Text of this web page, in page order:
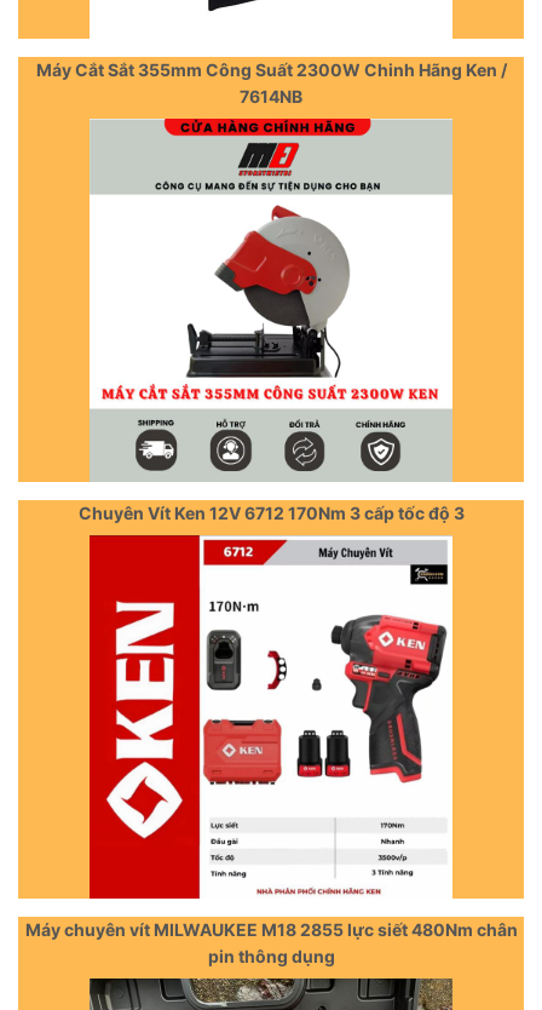
Máy Cắt Sắt 355mm Công Suất 2300W Chinh Hãng Ken /
7614NB
Chuyên Vít Ken 12V 6712 170Nm 3 cấp tốc độ 3
Máy chuyên vít MILWAUKEE M18 2855 lực siết 480Nm chân
pin thông dụng